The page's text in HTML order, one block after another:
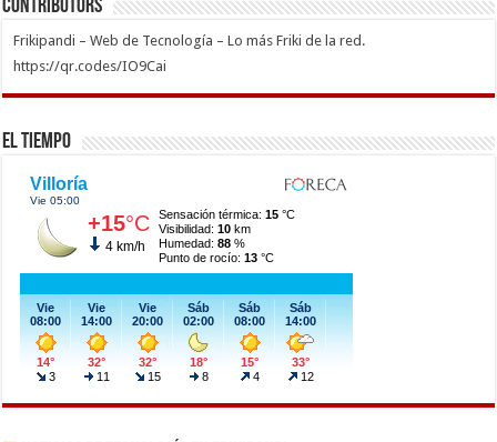
Contributors
Frikipandi – Web de Tecnología – Lo más Friki de la red.
https://qr.codes/IO9Cai
El Tiempo